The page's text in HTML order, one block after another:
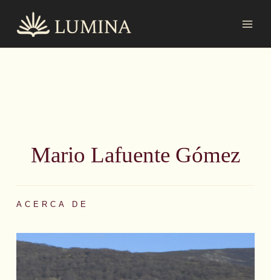
contenido
Mario Lafuente Gómez
ACERCA DE